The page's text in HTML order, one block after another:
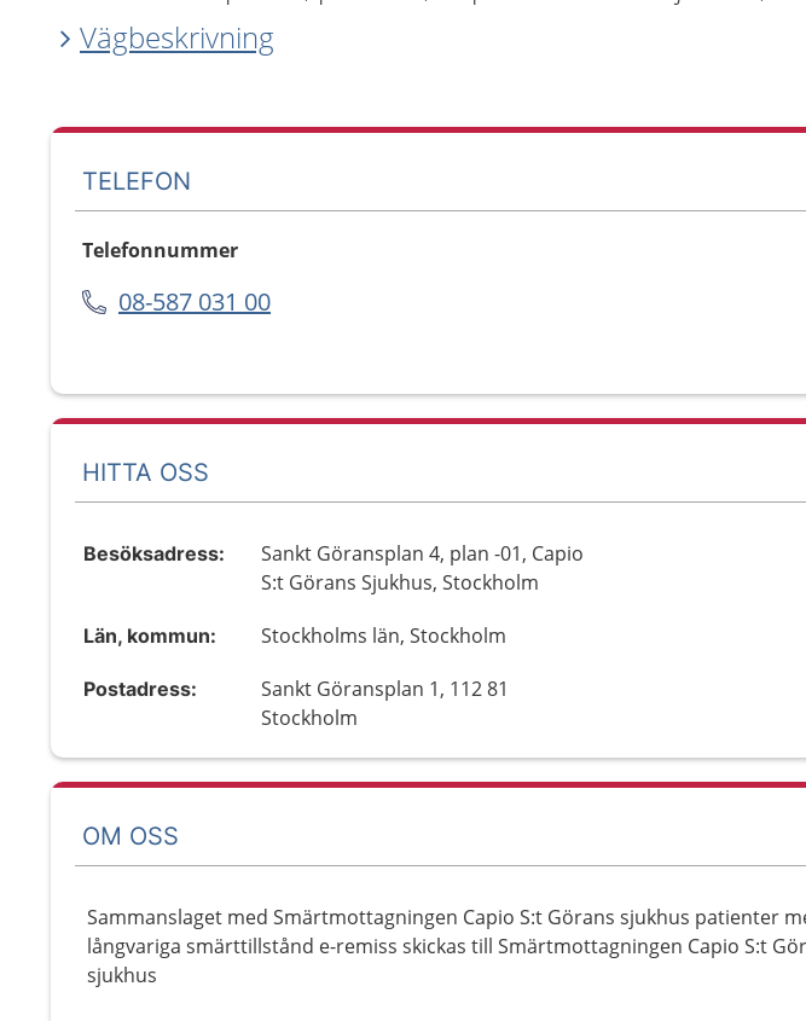
Vägbeskrivning
TELEFON
Telefonnummer
08-587 031 00
HITTA OSS
Besöksadress:
Sankt Göransplan 4, plan -01, Capio
S:t Görans Sjukhus, Stockholm
Län, kommun: Stockholms län, Stockholm
Postadress:
Sankt Göransplan 1, 112 81
Stockholm
OM OSS
Sammanslaget med Smärtmottagningen Capio S:t Görans sjukhus patienter
långvariga smärttillstånd e-remiss skickas till Smärtmottagningen Capio S:t
sjukhus